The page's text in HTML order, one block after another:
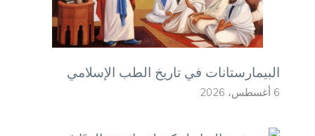
البيمارستانات في تاريخ الطب الإسلامي
6 أغسطس، 2026